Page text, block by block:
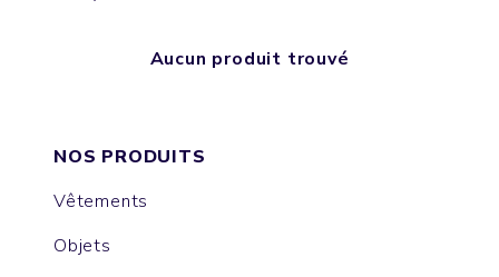
Aucun produit trouvé
NOS PRODUITS
Vêtements
Objets